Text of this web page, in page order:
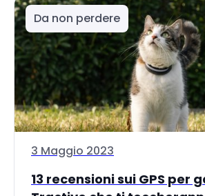
Da non perdere
3 Maggio 2023
13 recensioni sui GPS per